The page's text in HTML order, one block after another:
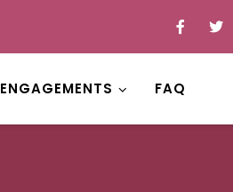
ENGAGEMENTS FAQ